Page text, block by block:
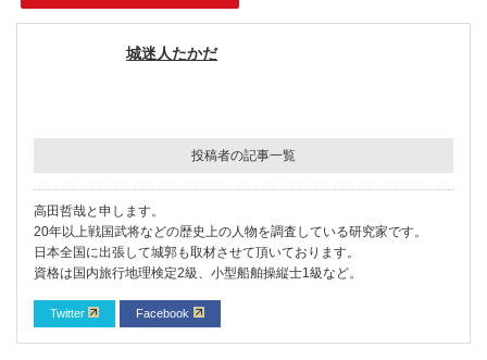
城迷人たかだ
投稿者の記事一覧
高田哲哉と申します。
20年以上戦国武将などの歴史上の人物を調査している研究家です。
日本全国に出張して城郭も取材させて頂いております。
資格は国内旅行地理検定2級、小型船舶操縦士1級など。
Twitter Facebook